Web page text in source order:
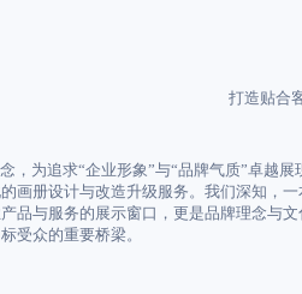
打造贴合
，为追求“企业形象”与“品牌气质”卓越展
画册设计与改造升级服务。我们深知，一
品与服务的展示窗口，更是品牌理念与文
受众的重要桥梁。